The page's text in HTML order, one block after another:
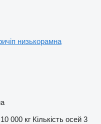
низькорамна
10 000 кг Кількість осей 3